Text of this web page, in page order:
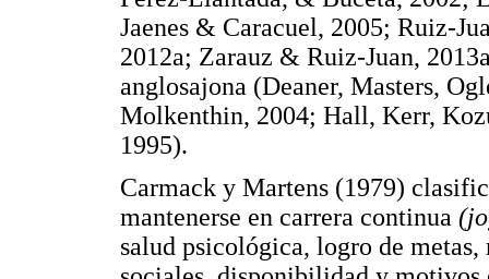
Jaenes & Caracuel, 2005; Ruiz-
2012a; Zarauz & Ruiz-Juan,
anglosajona (Deaner, Masters,
Molkenthin, 2004; Hall, Kerr,
1995).
Carmack y Martens (1979)
mantenerse en carrera continua
salud psicológica, logro de